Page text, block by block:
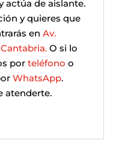
actúa de aislante.
y quieres que
en Av.
O si lo
por teléfono o
WhatsApp.
atenderte.